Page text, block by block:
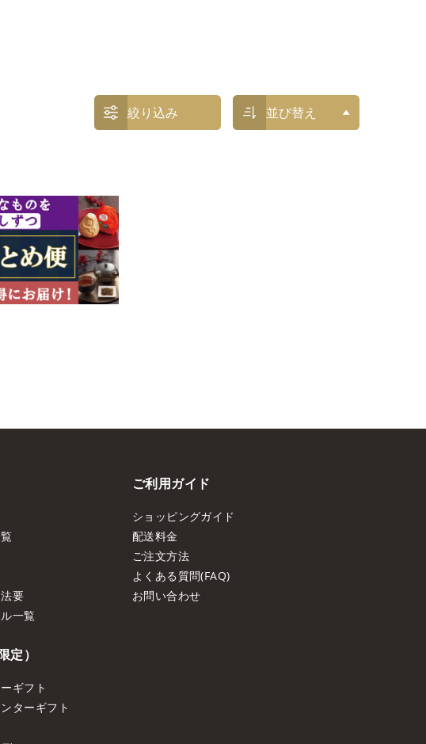
絞り込み 並び替え
要
一覧
定）
ギフト
ターギフト
ご利用ガイド
ショッピングガイド
配送料金
ご注文方法
よくある質問(FAQ)
お問い合わせ